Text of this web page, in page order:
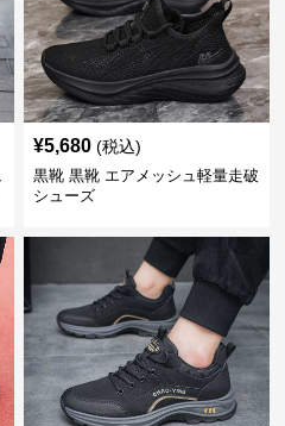
¥5,680 (税込)
黒靴 黒靴 エアメッシュ軽量走破
シューズ